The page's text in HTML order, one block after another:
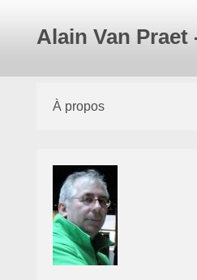
Alain Van Praet
À propos